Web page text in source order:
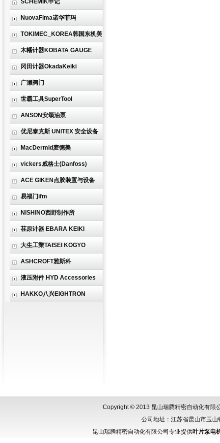
SCHEMIK申记
NuovaFima诺华菲玛
TOKIMEC_KOREA韩国东机美
木幡计器KOBATA GAUGE
冈田计器OkadaKeiki
广濑阀门
世霸工具SuperTool
ANSON安颂油泵
优尼泰克斯 UNITEX 安全设备
MacDermid麦德美
vickers威格士(Danfoss)
ACE GIKEN点胶装置与设备
易福门ifm
NISHINO西野制作所
荏原计器 EBARA KEIKI
大生工業TAISEI KOGYO
ASHCROFT雅斯科
液压附件 HYD Accessories
HAKKO八兴EIGHTRON
Copyright © 2013 昆山瑞腾精密自动化有限
公司地址：江苏省昆山市玉
昆山瑞腾精密自动化有限公司专业提供叶片泵电